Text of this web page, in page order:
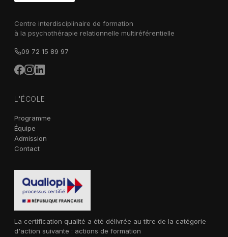
Centre interdisciplinaire de formation
à la psychothérapie relationnelle multiréférentielle
09 72 15 89 97
L'ÉCOLE
Programme
Équipe
Admission
Contact
La certification qualité a été délivrée au titre de la catégorie
d'action suivante : actions de formation